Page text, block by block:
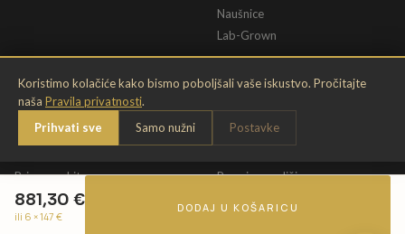
881,30 €
ili 6 ×147 €
DODAJ U KOŠARICU
Koristimo kolačiće kako bismo poboljšali vaše iskustvo. Pročitajte
naša Pravila privatnosti.
Prihvati sve
Samo nužni Postavke
Naušnice
Lab-Grown
INFORMACIJE
O nama
Kontakt
Briga o nakitu
Jamstvo
PRAVNE ODREDBE
Pravila privatnosti
Opći uvjeti
Promjena veličine